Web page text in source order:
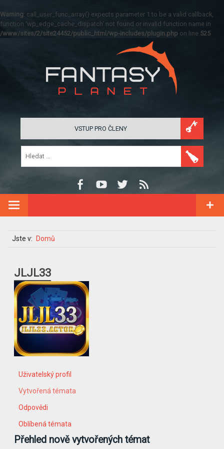
Warning: call_user_func_array() expects parameter 1 to be a valid callback,
function 'wp_edge_cache_dispatch' not found or invalid function name in
/www/sites/2/site24452/public_html/wp-includes/plugin.php on line 525
VSTUP PRO ČLENY
Jste v: Domů
JLJL33
Uživatelský profil
Vytvořená témata
Odpovědi
Oblíbená témata
Přehled nově vytvořených témat